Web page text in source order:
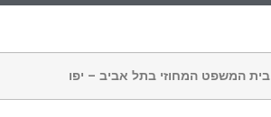
בית המשפט המחוזי בתל אביב – יפו